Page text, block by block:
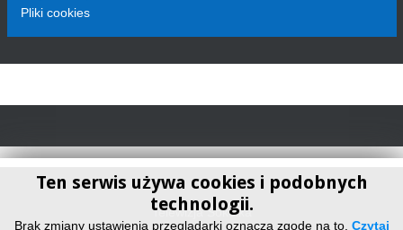
Pliki cookies
Ten serwis używa cookies i podobnych
technologii.
Brak zmiany ustawienia przeglądarki oznacza zgodę na to. Czytaj
Telewizja Sokółka